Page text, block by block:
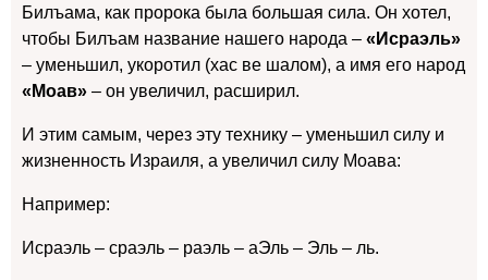
Билъама, как пророка была большая сила. Он хотел,
чтобы Билъам название нашего народа – «Исраэль»
– уменьшил, укоротил (хас ве шалом), а имя его народ
«Моав» – он увеличил, расширил.
И этим самым, через эту технику – уменьшил силу и
жизненность Израиля, а увеличил силу Моава:
Например:
Исраэль – сраэль – раэль – аЭль – Эль – ль.